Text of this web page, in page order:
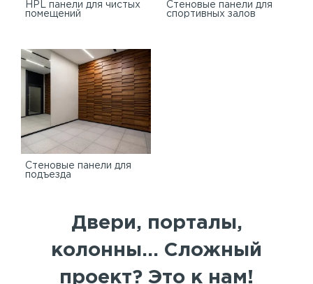
HPL панели для чистых
помещений
Стеновые панели для
спортивных залов
Стеновые панели для
подъезда
Двери, порталы,
колонны... Сложный
проект? Это к нам!